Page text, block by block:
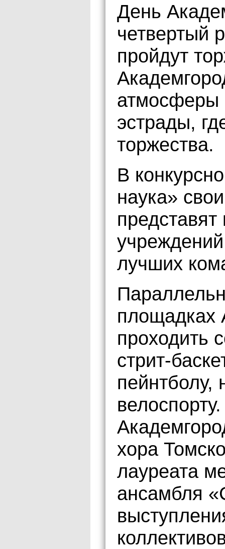
День
четвертый
пройдут
эстрады,
торжества.
В
наука»
лучших
площадках
проходить
стрит-
пейнтболу,
хора
лауреата
ансамбля